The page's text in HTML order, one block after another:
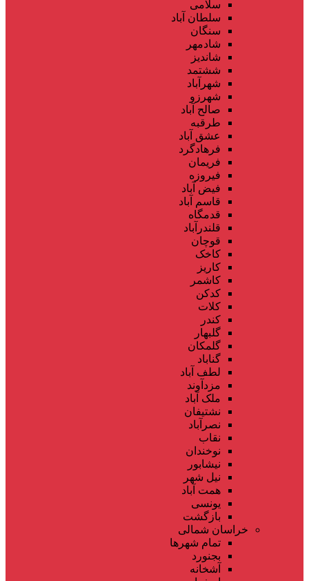
سلامی
سلطان آباد
سنگان
شادمهر
شاندیز
ششتمد
شهرآباد
شهرزو
صالح آباد
طرقبه
عشق آباد
فرهادگرد
فریمان
فیروزه
فیض آباد
قاسم آباد
قدمگاه
قلندرآباد
قوچان
کاخک
کاریز
کاشمر
کدکن
کلات
کندر
گلبهار
گلمکان
گناباد
لطف آباد
مزدآوند
ملک آباد
نشتیفان
نصرآباد
نقاب
نوخندان
نیشابور
نیل شهر
همت آباد
یونسی
بازگشت
خراسان شمالی
تمام شهر‌ها
بجنورد
آشخانه